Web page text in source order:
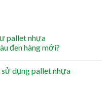
pallet nhựa
đen hàng mới?
sử dụng pallet nhựa